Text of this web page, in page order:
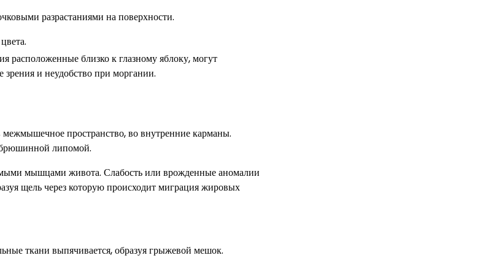
разрастаниями на поверхности.
расположенные близко к глазному яблоку, могут
и неудобство при моргании.
пространство, во внутренние карманы.
липомой.
мышцами живота. Слабость или врожденные аномалии
щель через которую происходит миграция жировых
ткани выпячивается, образуя грыжевой мешок.